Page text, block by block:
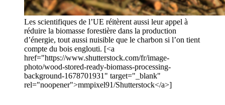
Les scientifiques de l’UE réitèrent aussi leur appel à
réduire la biomasse forestière dans la production
d’énergie, tout aussi nuisible que le charbon si l’on tient
compte du bois englouti. [<a
href="https://www.shutterstock.com/fr/image-
photo/wood-stored-ready-biomass-processing-
background-1678701931" target="_blank"
rel="noopener">mmpixel91/Shutterstock</a>]